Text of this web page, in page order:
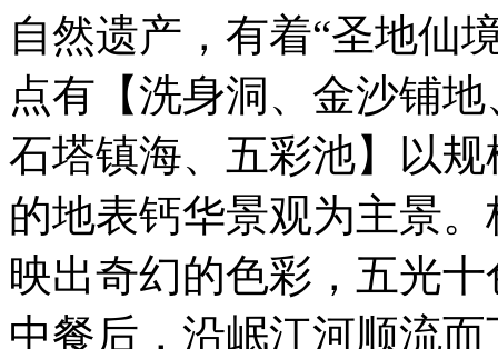
自然遗产，有着“圣地仙
点有【洗身洞、金沙铺
石塔镇海、五彩池】以
的地表钙华景观为主景
映出奇幻的色彩，五光
中餐后，沿岷江河顺流